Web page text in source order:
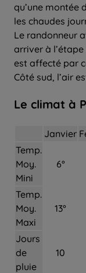
qu’une montée
les chaudes
Le randonneur
arriver à
est affecté par
Côté sud, l’air
Le climat à
Janvier
Temp.
Moy.
Mini
6°
Temp.
Moy.
Maxi
13°
Jours
de
pluie
10